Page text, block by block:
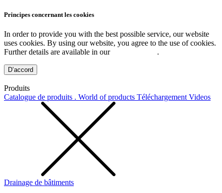
Principes concernant les cookies
In order to provide you with the best possible service, our website
uses cookies. By using our website, you agree to the use of cookies.
Further details are available in our
.
D’accord
Produits
Catalogue de produits . World of products Téléchargement Videos
Drainage de bâtiments